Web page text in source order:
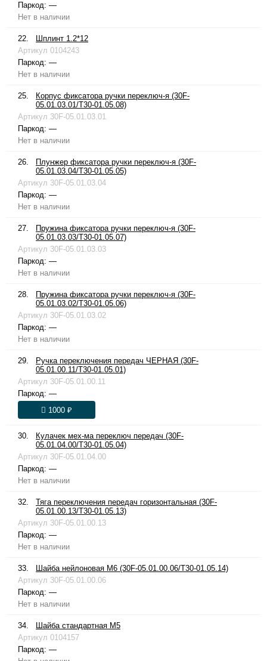
Паркод: —
Нет в наличии
22.
Шплинт 1.2*12
Артикул 0104243
Паркод: —
Нет в наличии
25.
Корпус фиксатора ручки переключ-я (30F-
05.01.03.01/T30-01.05.08)
Артикул 30F-05.01.03.01
Паркод: —
Нет в наличии
26.
Плунжер фиксатора ручки переключ-я (30F-
05.01.03.04/T30-01.05.05)
Артикул 30F-05.01.03.04
Паркод: —
Нет в наличии
27.
Пружина фиксатора ручки переключ-я (30F-
05.01.03.03/T30-01.05.07)
Артикул 30F-05.01.03.03
Паркод: —
Нет в наличии
28.
Пружина фиксатора ручки переключ-я (30F-
05.01.03.02/T30-01.05.06)
Артикул 30F-05.01.03.02
Паркод: —
Нет в наличии
29.
Ручка переключения передач ЧЕРНАЯ (30F-
05.01.00.11/T30-01.05.01)
Артикул 30F-05.01.00.11
Паркод: —
1000 ₽
30.
Кулачек мех-ма переключ передач (30F-
05.01.04.00/T30-01.05.04)
Артикул 30F-05.01.04.00
Паркод: —
Нет в наличии
32.
Тяга переключения передач горизонтальная (30F-
05.01.00.13/T30-01.05.13)
Артикул 30F-05.01.00.13
Паркод: —
Нет в наличии
33.
Шайба нейлоновая М6 (30F-05.01.00.06/T30-01.05.14)
Артикул 30F-05.01.00.06
Паркод: —
Нет в наличии
34.
Шайба стандартная М5
Артикул 0104157
Паркод: —